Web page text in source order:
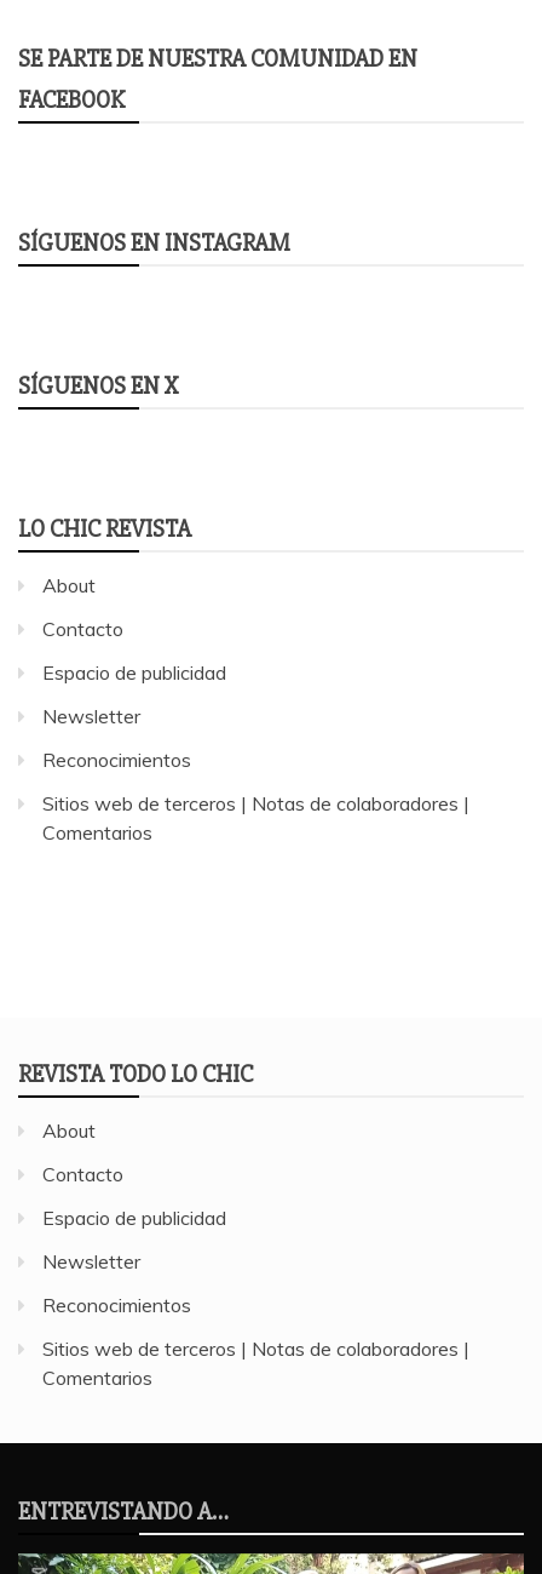
SE PARTE DE NUESTRA COMUNIDAD EN
FACEBOOK
SÍGUENOS EN INSTAGRAM
SÍGUENOS EN X
LO CHIC REVISTA
About
Contacto
Espacio de publicidad
Newsletter
Reconocimientos
Sitios web de terceros | Notas de colaboradores |
Comentarios
REVISTA TODO LO CHIC
About
Contacto
Espacio de publicidad
Newsletter
Reconocimientos
Sitios web de terceros | Notas de colaboradores |
Comentarios
ENTREVISTANDO A…